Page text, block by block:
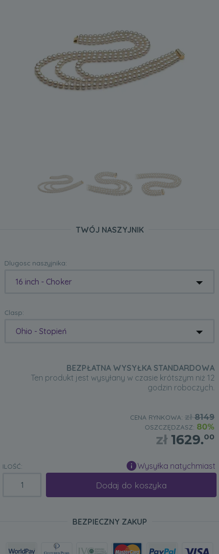
TWÓJ NASZYJNIK
Dlugosc naszyjnika:
16 inch - Choker
Clasp:
Ohio - Stopień
BEZPŁATNA WYSYŁKA STANDARDOWA
Ten produkt jest wysyłany w czasie krótszym niż 12
godzin roboczych.
CENA RYNKOWA: zł8149
OSZCZĘDZASZ: 80%
zł 1629.00
ILOŚĆ: Wysyłka natychmiast
Dodaj do koszyka
BEZPIECZNY ZAKUP